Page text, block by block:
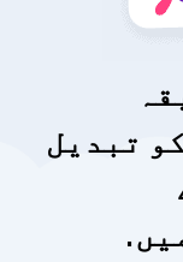
تبدیل